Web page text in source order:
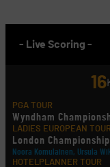
- Live Scoring -
16
PGA TOUR
Wyndham
LADIES EUROPEAN TOUR
London Championship
Noora Komulainen, Ursula
HOTELPLANNER TOUR